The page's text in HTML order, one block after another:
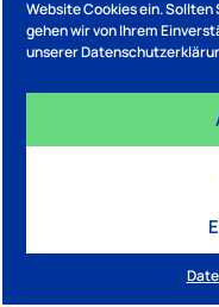
Website Cookies ein.
gehen wir von Ihrem
unserer